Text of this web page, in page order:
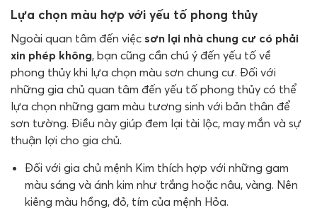
Lựa chọn màu hợp với yếu tố phong thủy
Ngoài quan tâm đến việc sơn lại nhà chung cư có phải
xin phép không, bạn cũng cần chú ý đến yếu tố về
phong thủy khi lựa chọn màu sơn chung cư. Đối với
những gia chủ quan tâm đến yếu tố phong thủy có thể
lựa chọn những gam màu tương sinh với bản thân để
sơn tường. Điều này giúp đem lại tài lộc, may mắn và sự
thuận lợi cho gia chủ.
Đối với gia chủ mệnh Kim thích hợp với những gam
màu sáng và ánh kim như trắng hoặc nâu, vàng. Nên
kiêng màu hồng, đỏ, tím của mệnh Hỏa.